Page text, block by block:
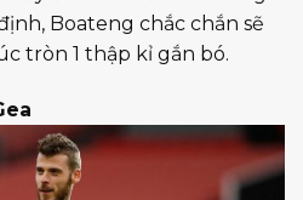
Boateng chắc chắn sẽ
tròn 1 thập kỉ gắn bó.